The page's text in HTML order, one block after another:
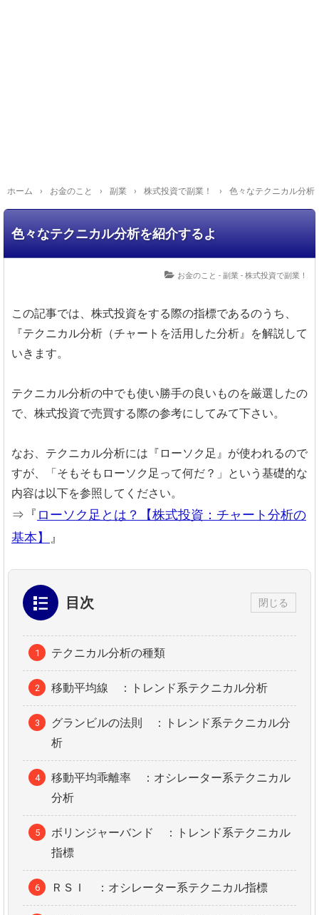
ホーム › お金のこと › 副業 › 株式投資で副業！ › 色々なテクニカル分析
色々なテクニカル分析を紹介するよ
お金のこと - 副業 - 株式投資で副業！
この記事では、株式投資をする際の指標であるのうち、
『テクニカル分析（チャートを活用した分析』を解説して
いきます。
テクニカル分析の中でも使い勝手の良いものを厳選したの
で、株式投資で売買する際の参考にしてみて下さい。
なお、テクニカル分析には『ローソク足』が使われるので
すが、「そもそもローソク足って何だ？」という基礎的な
内容は以下を参照してください。
⇒『 ローソク足とは？【株式投資：チャート分析の
基本】
』
目次 閉じる
テクニカル分析の種類
移動平均線 ：トレンド系テクニカル分析
グランビルの法則 ：トレンド系テクニカル分
析
移動平均乖離率 ：オシレーター系テクニカル
分析
ボリンジャーバンド ：トレンド系テクニカル
指標
ＲＳＩ ：オシレーター系テクニカル指標